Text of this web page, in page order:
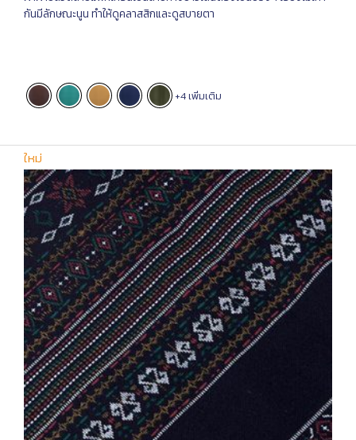
กันมีลักษณะนูน ทำให้ดูคลาสสิกและดูสบายตา
+4 เพิ่มเติม
ใหม่